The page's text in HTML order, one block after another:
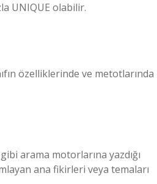
UNIQUE olabilir.
özelliklerinde ve metotlarında
arama motorlarına yazdığı
ana fikirleri veya temaları